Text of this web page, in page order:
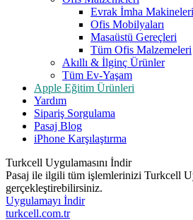
Evrak İmha Makineleri
Ofis Mobilyaları
Masaüstü Gereçleri
Tüm Ofis Malzemeleri
Akıllı & İlginç Ürünler
Tüm Ev-Yaşam
Apple Eğitim Ürünleri
Yardım
Sipariş Sorgulama
Pasaj Blog
iPhone Karşılaştırma
Turkcell Uygulamasını İndir
Pasaj ile ilgili tüm işlemlerinizi Turkcell
gerçekleştirebilirsiniz.
Uygulamayı İndir
turkcell.com.tr